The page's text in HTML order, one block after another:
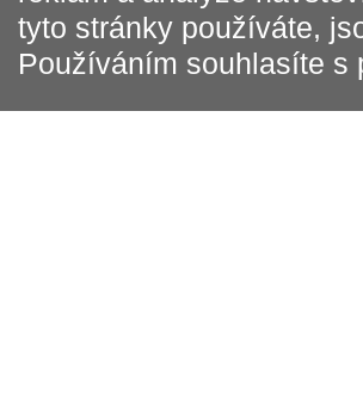
tyto stránky používáte,
Používáním souhlasíte s